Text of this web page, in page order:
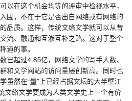
在这个机会均等的评审中检视水平，
围，不在于它是否出自网络或有网络的
品质。这样，传统文络文学就可以从昔
流、融通和互渗互补之路。这对于整个
道的事。
超过4.85亿，网络文学的写手人数、
和文学网站的访问量屡创新高。同时也
虽然在“量”上已经占据文坛的大半壁江
文络文学要成为人类文学史上一个有价